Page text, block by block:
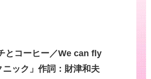
とコーヒー／We can fly
ック」作詞：財津和夫